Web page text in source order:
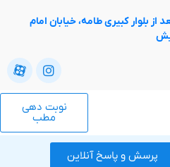
از بلوار کبیری طامه، خیابان امام
نوبت دهی
مطب
پرسش و پاسخ آنلاین